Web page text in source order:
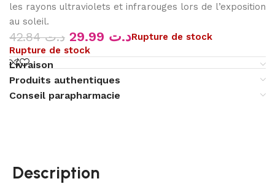
les rayons ultraviolets et infrarouges lors de l’exposition
au soleil.
د.ت42.84 د.تRupture de stock
Rupture de stock
Livraison
Produits authentiques
Conseil parapharmacie
Description